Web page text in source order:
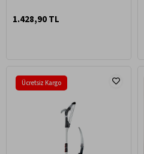
1.428,90 TL
Ücretsiz Kargo